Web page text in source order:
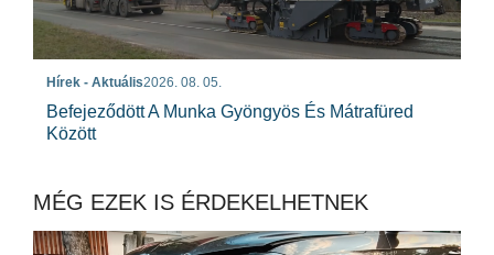
Hírek - Aktuális2026. 08. 05.
Befejeződött A Munka Gyöngyös És Mátrafüred
Között
MÉG EZEK IS ÉRDEKELHETNEK